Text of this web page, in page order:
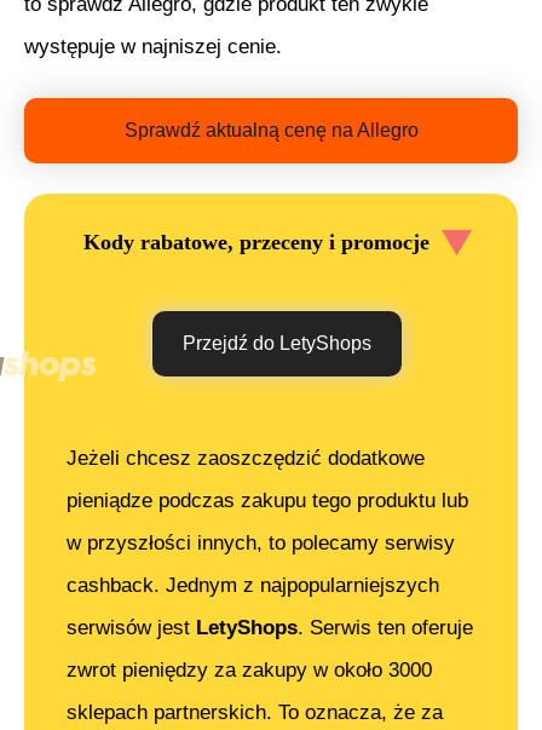
występuje w najniszej cenie.
Sprawdź aktualną cenę na Allegro
Kody rabatowe, przeceny i promocje
Przejdź do LetyShops
Jeżeli chcesz zaoszczędzić dodatkowe
pieniądze podczas zakupu tego produktu lub
w przyszłości innych, to polecamy serwisy
cashback. Jednym z najpopularniejszych
serwisów jest LetyShops. Serwis ten oferuje
zwrot pieniędzy za zakupy w około 3000
sklepach partnerskich. To oznacza, że za